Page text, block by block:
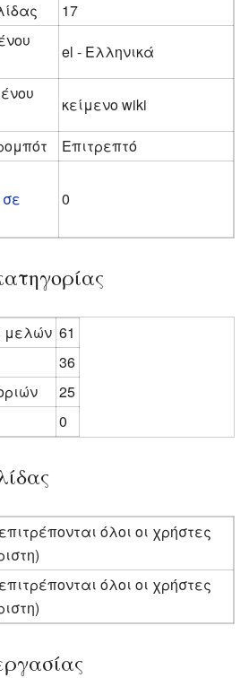
17
el - Ελληνικά
κείμενο wiki
Επιτρεπτό
0
μελών 61
36
25
0
όλοι οι χρήστες
όλοι οι χρήστες